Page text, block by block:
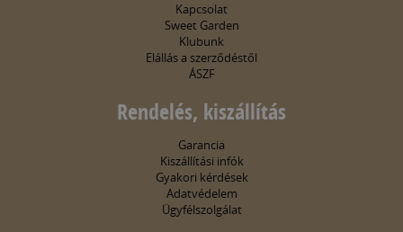
Kapcsolat
Sweet Garden
Klubunk
Elállás a szerződéstől
ÁSZF
Rendelés, kiszállítás
Garancia
Kiszállítási infók
Gyakori kérdések
Adatvédelem
Ügyfélszolgálat